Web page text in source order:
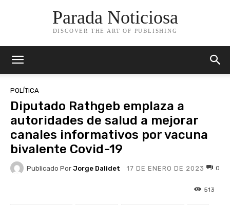
Parada Noticiosa
DISCOVER THE ART OF PUBLISHING
POLÍTICA
Diputado Rathgeb emplaza a
autoridades de salud a mejorar
canales informativos por vacuna
bivalente Covid-19
Publicado Por Jorge Dalidet 17 DE ENERO DE 2023 0
513